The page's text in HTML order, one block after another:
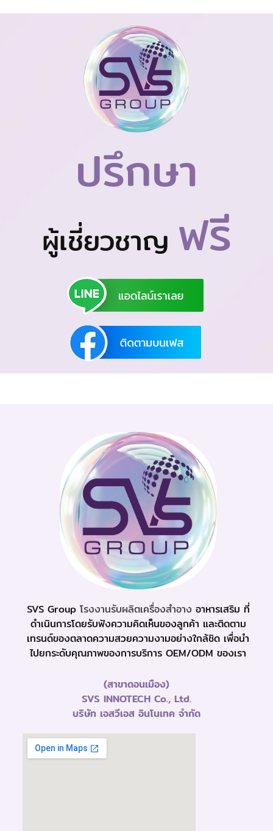
ปรึกษา
ผู้เชี่ยวชาญ ฟรี
SVS Group โรงงานรับผลิตเครื่องสำอาง อาหารเสริม ที่
ดำเนินการโดยรับฟังความคิดเห็นของลูกค้า และติดตาม
เทรนด์ของตลาดความสวยความงามอย่างใกล้ชิด เพื่อนำ
ไปยกระดับคุณภาพของการบริการ OEM/ODM ของเรา
(สาขาดอนเมือง)
SVS INNOTECH Co., Ltd.
บริษัท เอสวีเอส อินโนเทค จำกัด